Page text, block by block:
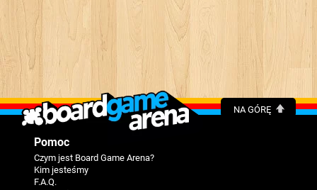
NA GÓRĘ
Pomoc
Czym jest Board Game Arena?
Kim jesteśmy
F.A.Q.